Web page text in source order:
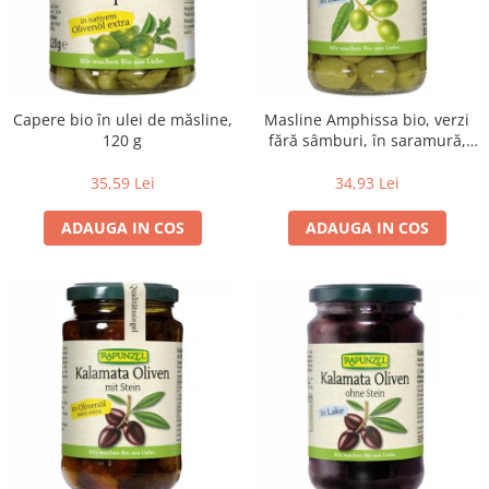
Lapte bio si bauturi vegetale
Sirop bio
Sucuri din fructe si legume bio
Superalimente
Pudre proteice bio
Superalimente bio
Uleiuri, grasimi si otet
Grasimi bio
Ulei bio
Ulei de masline bio
Uleiuri esentiale alimentare bio
Uleiuri Oxyguard
Capere bio în ulei de măsline,
120 g
35,59 Lei
ADAUGA IN COS
Masline Amphissa bio, verzi
fără sâmburi, în saramură,
34,93 Lei
ADAUGA IN COS